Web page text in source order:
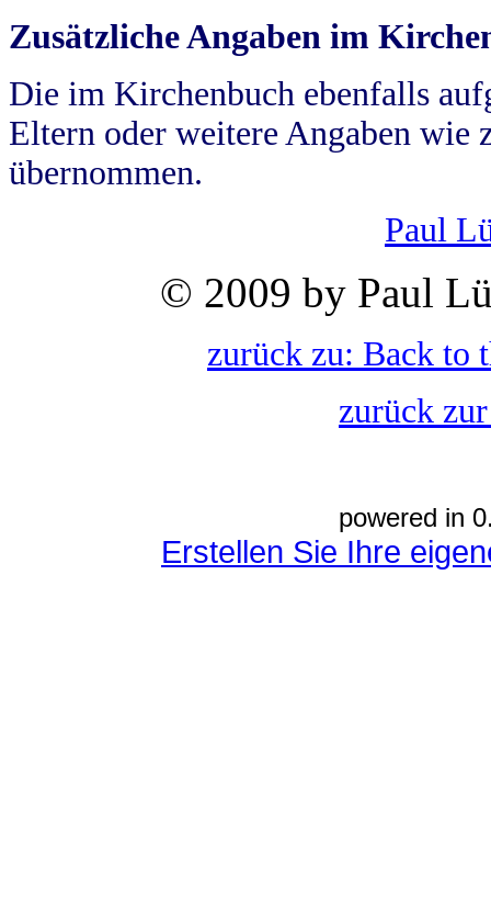
Zusätzliche Angaben im
Die im Kirchenbuch ebenfalls
Eltern oder weitere Angaben wie
übernommen.
Paul
© 2009 by Paul
zurück zu: Back to
zurück
powered in
Erstellen Sie Ihre